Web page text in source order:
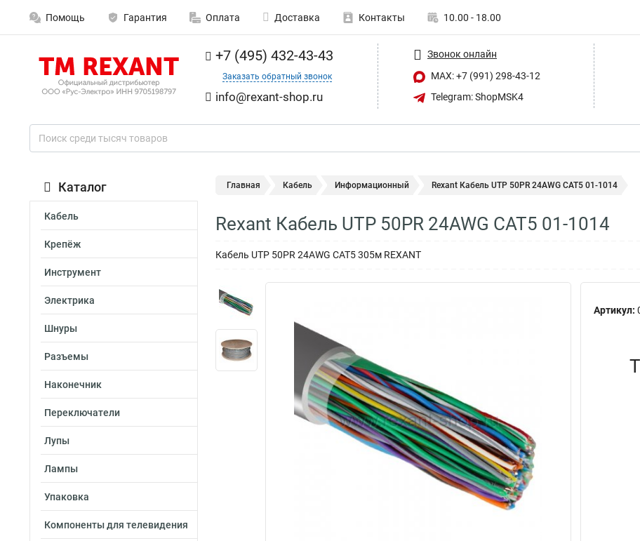
Помощь Гарантия Оплата Доставка Контакты 10.00 - 18.00
+7 (495) 432-43-43
Заказать обратный звонок
info@rexant-shop.ru
Звонок онлайн
MAX: +7 (991) 298-43-12
Telegram: ShopMSK4
Каталог
Кабель
Крепёж
Инструмент
Электрика
Шнуры
Разъемы
Наконечник
Переключатели
Лупы
Лампы
Упаковка
Компоненты для телевидения
Главная Кабель Информационный Rexant Кабель UTP 50PR 24AWG CAT5 01-1014
Rexant Кабель UTP 50PR 24AWG CAT5 01-1014
Кабель UTP 50PR 24AWG CAT5 305м REXANT
Артикул: